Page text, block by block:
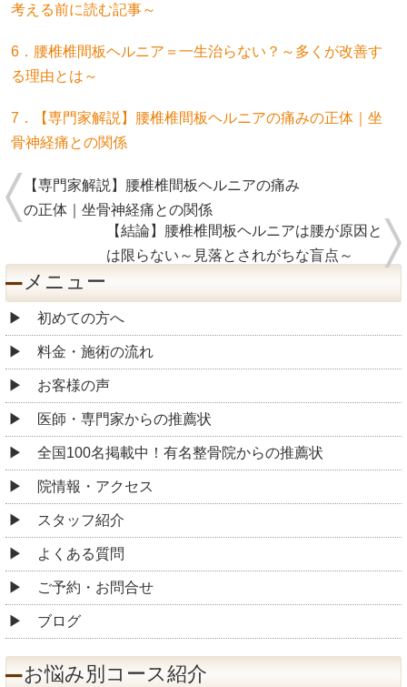
考える前に読む記事～
6． 腰椎椎間板ヘルニア＝一生治らない？～多くが改善す
る理由とは～
7．
【専門家解説】腰椎椎間板ヘルニアの痛みの正体｜坐
骨神経痛との関係
【専門家解説】腰椎椎間板ヘルニアの痛み
の正体｜坐骨神経痛との関係
【結論】腰椎椎間板ヘルニアは腰が原因と
は限らない～見落とされがちな盲点～
メニュー
初めての方へ
料金・施術の流れ
お客様の声
医師・専門家からの推薦状
全国100名掲載中！有名整骨院からの推薦状
院情報・アクセス
スタッフ紹介
よくある質問
ご予約・お問合せ
ブログ
お悩み別コース紹介